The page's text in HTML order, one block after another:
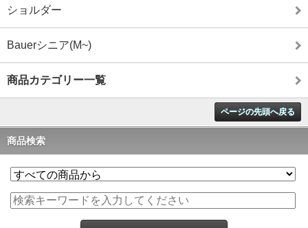
ショルダー
Bauerシニア(M~)
商品カテゴリー一覧
ページの先頭へ戻る
商品検索